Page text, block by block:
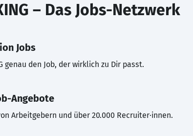
– Das Jobs-Netzwerk
Jobs
genau den Job, der wirklich zu Dir passt.
Angebote
Arbeitgebern und über 20.000 Recruiter·innen.